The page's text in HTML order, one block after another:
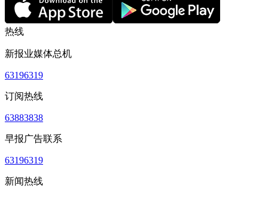
热线
新报业媒体总机
63196319
订阅热线
63883838
早报广告联系
63196319
新闻热线